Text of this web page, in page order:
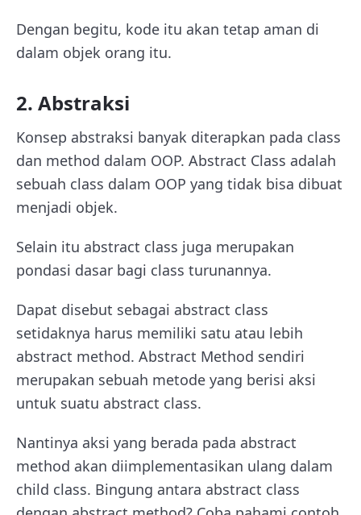
Dengan begitu, kode itu akan tetap aman di
dalam objek orang itu.
2. Abstraksi
Konsep abstraksi banyak diterapkan pada class
dan method dalam OOP. Abstract Class adalah
sebuah class dalam OOP yang tidak bisa dibuat
menjadi objek.
Selain itu abstract class juga merupakan
pondasi dasar bagi class turunannya.
Dapat disebut sebagai abstract class
setidaknya harus memiliki satu atau lebih
abstract method. Abstract Method sendiri
merupakan sebuah metode yang berisi aksi
untuk suatu abstract class.
Nantinya aksi yang berada pada abstract
method akan diimplementasikan ulang dalam
child class. Bingung antara abstract class